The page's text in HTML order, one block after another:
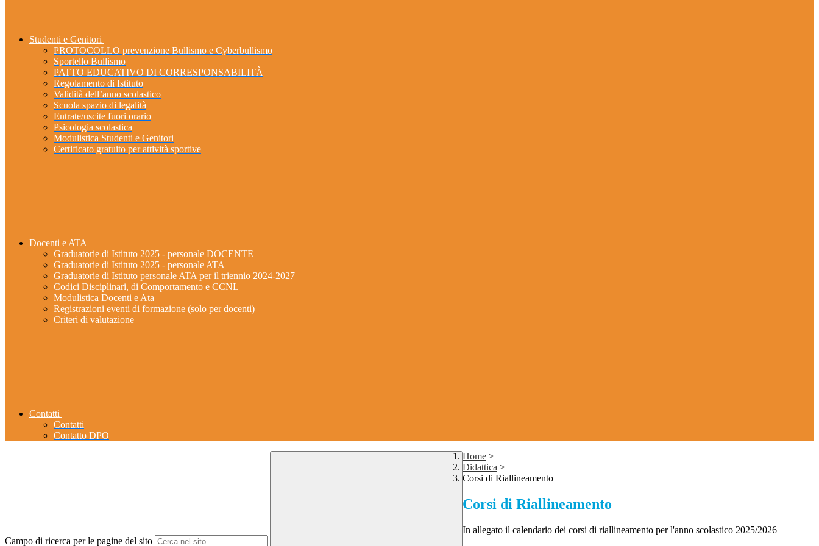
Studenti e Genitori
PROTOCOLLO prevenzione Bullismo e Cyberbullismo
Sportello Bullismo
PATTO EDUCATIVO DI CORRESPONSABILITÀ
Regolamento di Istituto
Validità dell’anno scolastico
Scuola spazio di legalità
Entrate/uscite fuori orario
Psicologia scolastica
Modulistica Studenti e Genitori
Certificato gratuito per attività sportive
Docenti e ATA
Graduatorie di Istituto 2025 - personale DOCENTE
Graduatorie di Istituto 2025 - personale ATA
Graduatorie di Istituto personale ATA per il triennio 2024-2027
Codici Disciplinari, di Comportamento e CCNL
Modulistica Docenti e Ata
Registrazioni eventi di formazione (solo per docenti)
Criteri di valutazione
Contatti
Contatti
Contatto DPO
Campo di ricerca per le pagine del sito
Home >
Didattica >
Corsi di Riallineamento
Corsi di Riallineamento
In allegato il calendario dei corsi di riallineamento per l'anno scolastico 2025/2026